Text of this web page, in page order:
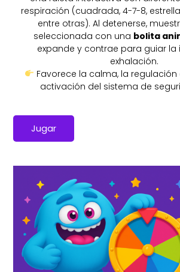
respiración (cuadrada, 4-7-8,
entre otras). Al detenerse,
seleccionada con una bolita
expande y contrae para guiar la
exhalación.
Favorece la calma, la
activación del sistema de
Jugar